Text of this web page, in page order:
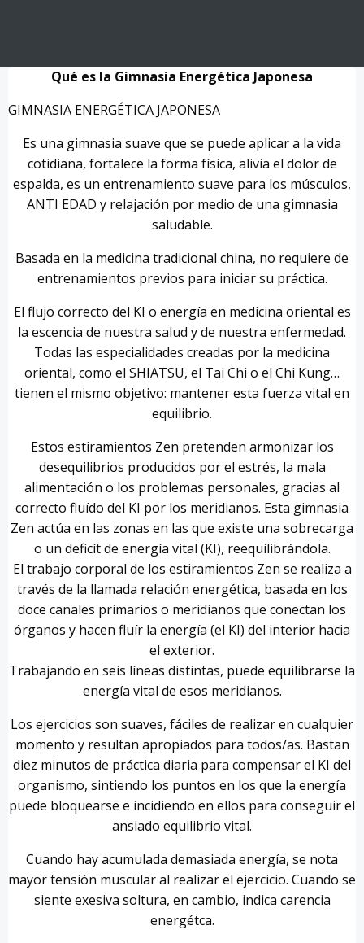
Qué es la Gimnasia Energética Japonesa
GIMNASIA ENERGÉTICA JAPONESA
Es una gimnasia suave que se puede aplicar a la vida
cotidiana, fortalece la forma física, alivia el dolor de
espalda, es un entrenamiento suave para los músculos,
ANTI EDAD y relajación por medio de una gimnasia
saludable.
Basada en la medicina tradicional china, no requiere de
entrenamientos previos para iniciar su práctica.
El flujo correcto del KI o energía en medicina oriental es
la escencia de nuestra salud y de nuestra enfermedad.
Todas las especialidades creadas por la medicina
oriental, como el SHIATSU, el Tai Chi o el Chi Kung…
tienen el mismo objetivo: mantener esta fuerza vital en
equilibrio.
Estos estiramientos Zen pretenden armonizar los
desequilibrios producidos por el estrés, la mala
alimentación o los problemas personales, gracias al
correcto fluído del KI por los meridianos. Esta gimnasia
Zen actúa en las zonas en las que existe una sobrecarga
o un deficít de energía vital (KI), reequilibrándola.
El trabajo corporal de los estiramientos Zen se realiza a
través de la llamada relación energética, basada en los
doce canales primarios o meridianos que conectan los
órganos y hacen fluír la energía (el KI) del interior hacia
el exterior.
Trabajando en seis líneas distintas, puede equilibrarse la
energía vital de esos meridianos.
Los ejercicios son suaves, fáciles de realizar en cualquier
momento y resultan apropiados para todos/as. Bastan
diez minutos de práctica diaria para compensar el KI del
organismo, sintiendo los puntos en los que la energía
puede bloquearse e incidiendo en ellos para conseguir el
ansiado equilibrio vital.
Cuando hay acumulada demasiada energía, se nota
mayor tensión muscular al realizar el ejercicio. Cuando se
siente exesiva soltura, en cambio, indica carencia
energétca.